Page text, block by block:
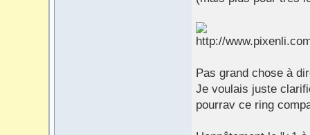
Pas grand chose à
Je voulais juste
pourrav ce ring